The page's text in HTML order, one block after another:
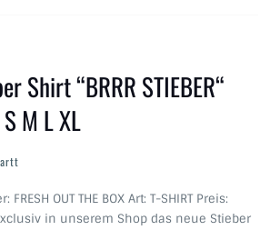
Shirt “BRRR STIEBER“
M L XL
FRESH OUT THE BOX Art: T-SHIRT Preis:
in unserem Shop das neue Stieber